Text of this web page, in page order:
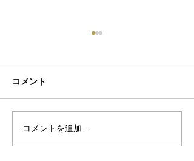
初ネイル
コメント
コメントを追加…